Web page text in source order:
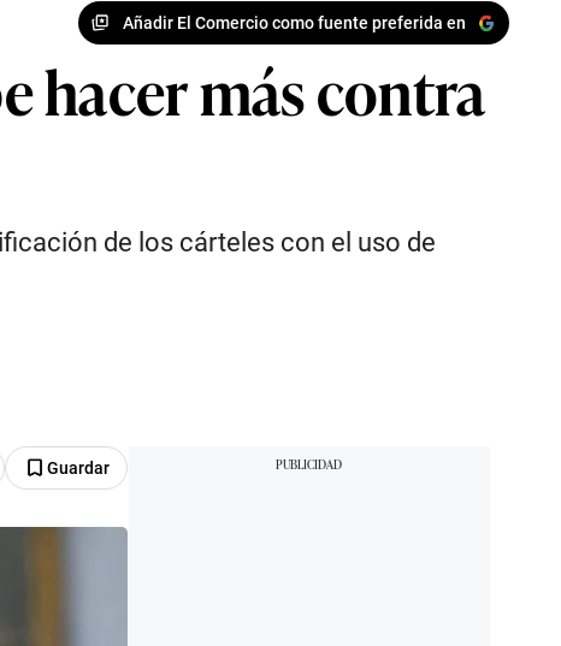
Añadir El Comercio como fuente preferida en
hacer más contra
de los cárteles con el uso de
Guardar